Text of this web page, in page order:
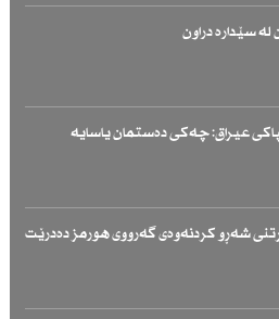
عیراق: چەكی دەستمان یاسایە
شەڕو كردنەوەی گەرووی هورمز دەدرێت